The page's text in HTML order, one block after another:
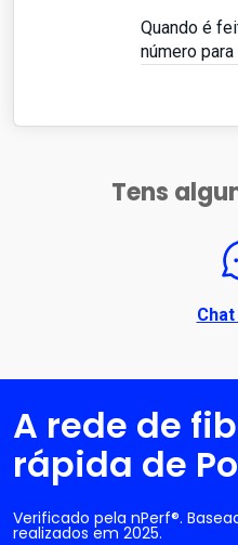
Quando é
número
Tens
A rede de
rápida de
Verificado pela nPerf®.
realizados em 2025.